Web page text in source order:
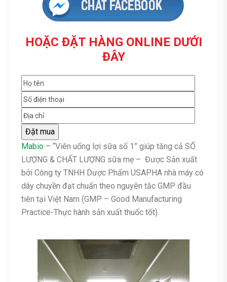
HOẶC ĐẶT HÀNG ONLINE DƯỚI
ĐÂY
Mabio – “Viên uống lợi sữa số 1” giúp tăng cả SỐ
LƯỢNG & CHẤT LƯỢNG sữa mẹ – Được Sản xuất
bởi Công ty TNHH Dược Phẩm USAPHA nhà máy có
dây chuyền đạt chuẩn theo nguyên tắc GMP đầu
tiên tại Việt Nam (GMP – Good Manufacturing
Practice-Thực hành sản xuất thuốc tốt).